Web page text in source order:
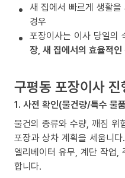
새 집에서 빠르게 생활
경우
포장이사는 이사 당일의
장, 새 집에서의 효율적인
구평동 포장이사 진
1. 사전 확인(물건량/특수 물
물건의 종류와 수량, 깨짐 위
포장과 상차 계획을 세웁니다.
엘리베이터 유무, 계단 작업,
합니다.